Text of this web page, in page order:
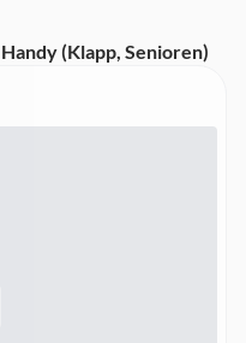
(Klapp, Senioren)